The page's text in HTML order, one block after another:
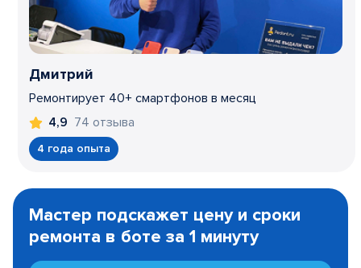
Дмитрий
Ремонтирует 40+ смартфонов в месяц
4,9 74 отзыва
4 года опыта
1
Мастер подскажет цену и сроки
ремонта в боте за 1 минуту